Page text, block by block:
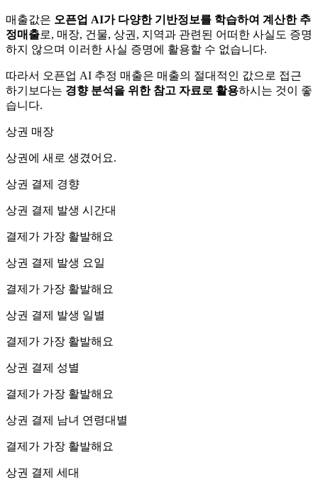
매출값은 오픈업 AI가 다양한 기반정보를 학습하여 계산한 추
정매출로, 매장, 건물, 상권, 지역과 관련된 어떠한 사실도 증명
하지 않으며 이러한 사실 증명에 활용할 수 없습니다.
따라서 오픈업 AI 추정 매출은 매출의 절대적인 값으로 접근
하기보다는 경향 분석을 위한 참고 자료로 활용하시는 것이 좋
습니다.
상권 매장
상권에 새로 생겼어요.
상권 결제 경향
상권 결제 발생 시간대
결제가 가장 활발해요
상권 결제 발생 요일
결제가 가장 활발해요
상권 결제 발생 일별
결제가 가장 활발해요
상권 결제 성별
결제가 가장 활발해요
상권 결제 남녀 연령대별
결제가 가장 활발해요
상권 결제 세대